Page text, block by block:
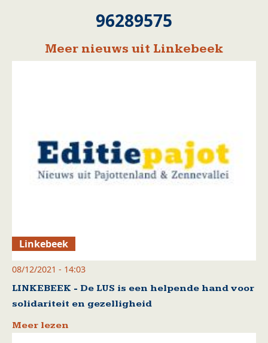
96289575
Meer nieuws uit Linkebeek
Linkebeek
08/12/2021 - 14:03
LINKEBEEK - De LUS is een helpende hand voor
solidariteit en gezelligheid
Meer lezen